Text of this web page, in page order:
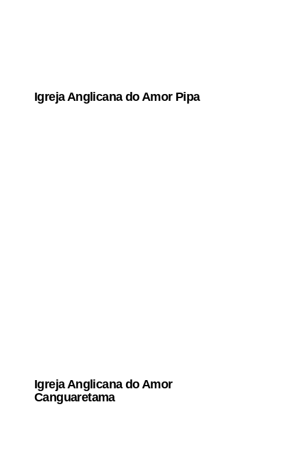
Igreja Anglicana do Amor Pipa
Igreja Anglicana do Amor
Canguaretama